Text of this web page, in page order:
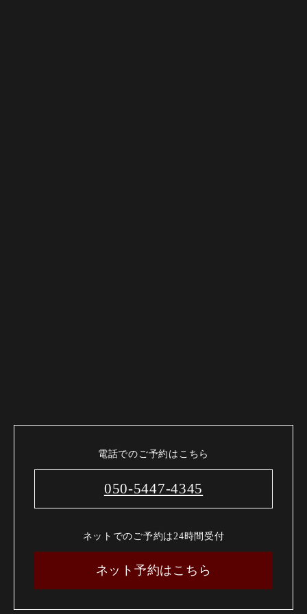
電話でのご予約はこちら
050-5447-4345
ネットでのご予約は24時間受付
ネット予約はこちら